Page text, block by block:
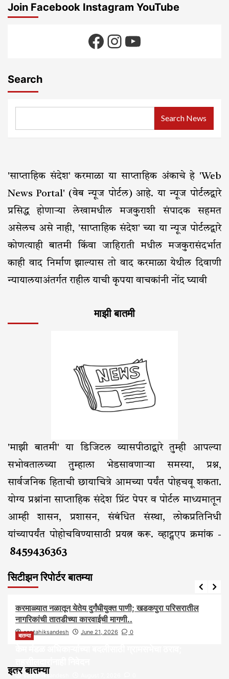
Join Facebook Instagram YouTube
Facebook
Instagram
YouTube
Search
Search News
'साप्ताहिक संदेश' करमाळा या साप्ताहिक अंकाचे हे 'Web
News Portal' (वेब न्यूज पोर्टल) आहे. या न्यूज पोर्टलद्वारे
प्रसिद्ध होणाऱ्या लेखामधील मजकुराशी संपादक सहमत
असेलच असे नाही, 'साप्ताहिक संदेश' च्या या न्यूज पोर्टलद्वारे
कोणत्याही बातमी किंवा जाहिराती मधील मजकुरासंदर्भात
काही वाद निर्माण झाल्यास तो वाद करमाळा येथील दिवाणी
न्यायालयाअंतर्गत राहील याची कृपया वाचकांनी नोंद घ्यावी
माझी बातमी
'माझी बातमी' या डिजिटल व्यासपीठाद्वारे तुम्ही आपल्या
सभोवतालच्या तुम्हाला भेडसावणाऱ्या समस्या, प्रश्न,
सार्वजनिक हिताची छायाचित्रे आमच्या पर्यंत पोहचवू शकता.
योग्य प्रश्नांना साप्ताहिक संदेश प्रिंट पेपर व पोर्टल माध्यमातून
आम्ही शासन, प्रशासन, संबंधित संस्था, लोकप्रतिनिधी
यांच्यापर्यंत पोहोचविण्यासाठी प्रयत्न करू. व्हाट्सएप क्रमांक -
8459436363
सिटीझन रिपोर्टर बातम्या
आरोग्य आवाज जनतेचा बातम्या
करमाळ्यात नळातून येतेय दुर्गंधीयुक्त पाणी; खडकपुरा परिसरातील
नागरिकांची तातडीच्या कारवाईची मागणी..
saptahiksandesh June 21, 2026 0
इतर बातम्या
बातम्या
saptahiksandesh